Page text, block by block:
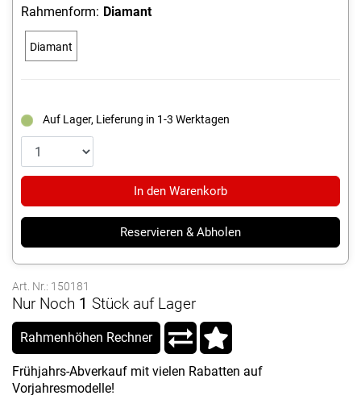
Rahmenform: Diamant
Diamant
Auf Lager, Lieferung in 1-3 Werktagen
In den Warenkorb
Reservieren & Abholen
Art. Nr.: 150181
Nur Noch 1 Stück auf Lager
Rahmenhöhen Rechner
Frühjahrs-Abverkauf mit vielen Rabatten auf
Vorjahresmodelle!